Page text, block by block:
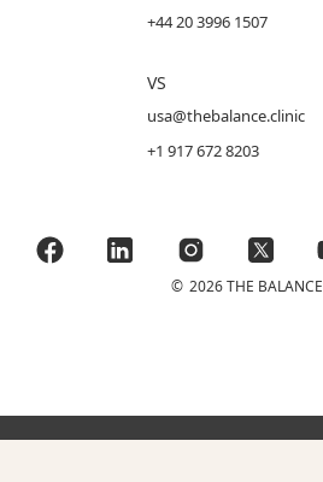
+44 20 3996 1507
VS
usa@thebalance.clinic
+1 917 672 8203
© 2026 THE BALANCE